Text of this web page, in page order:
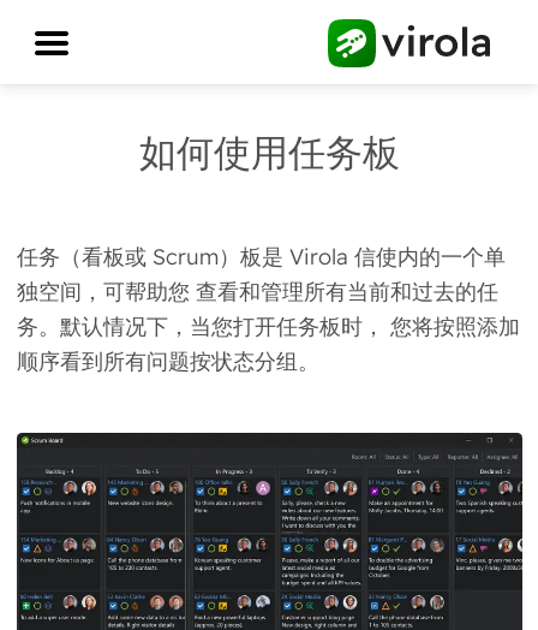
如何使用任务板
任务（看板或 Scrum）板是 Virola 信使内的一个单
独空间，可帮助您 查看和管理所有当前和过去的任
务。默认情况下，当您打开任务板时， 您将按照添加
顺序看到所有问题按状态分组。